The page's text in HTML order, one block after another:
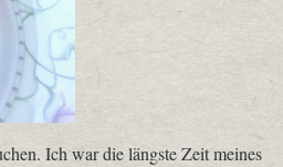
Ich war die längste Zeit meines